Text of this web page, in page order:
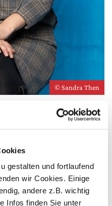
gestalten und fortlaufend
wir Cookies. Einige
andere z.B. wichtig
Infos finden Sie unter
© Sandra Then
Shigeshima wurde im
mit
»Ernst Haefliger«
Jahr den Grand Prix bei
Musik
Stipendiatin der Yasuda-